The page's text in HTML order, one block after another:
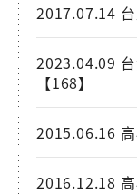
2017.07.14 台
2023.04.09
【168】
2015.06.16
2016.12.18 高